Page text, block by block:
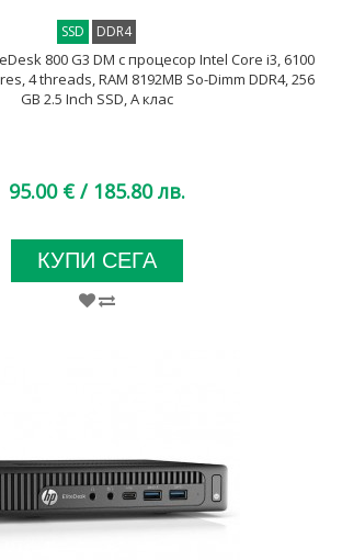
SSD DDR4
800 G3 DM с процесор Intel Core i3, 6100
4 threads, RAM 8192MB So-Dimm DDR4, 256
GB 2.5 Inch SSD, A клас
95.00 € / 185.80 лв.
КУПИ СЕГА